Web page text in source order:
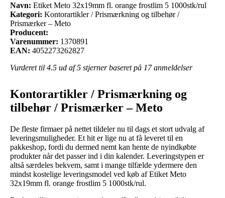
Navn: Etiket Meto 32x19mm fl. orange frostlim 5 1000stk/rul
Kategori: Kontorartikler / Prismærkning og tilbehør /
Prismærker – Meto
Producent:
Varenummer: 1370891
EAN: 4052273262827
Vurderet til 4.5 ud af 5 stjerner baseret på 17anmeldelser
Kontorartikler / Prismærkning og
tilbehør / Prismærker – Meto
De fleste firmaer på nettet tildeler nu til dags et stort udvalg af
leveringsmuligheder. Et hit er lige nu at få leveret til en
pakkeshop, fordi du dermed nemt kan hente de nyindkøbte
produkter når det passer ind i din kalender. Leveringstypen er
altså særdeles bekvem, samt i mange tilfælde ydermere den
mindst kostelige leveringsmodel ved køb af Etiket Meto
32x19mm fl. orange frostlim 5 1000stk/rul.